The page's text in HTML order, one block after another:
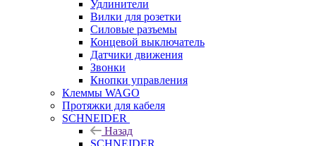
Удлинители
Вилки для розетки
Силовые разъемы
Концевой выключатель
Датчики движения
Звонки
Кнопки управления
Клеммы WAGO
Протяжки для кабеля
SCHNEIDER
Назад
SCHNEIDER